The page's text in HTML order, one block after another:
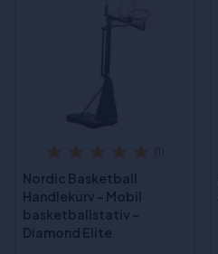
Nordic Basketball
Handlekurv – Mobil
basketballstativ –
Diamond Elite